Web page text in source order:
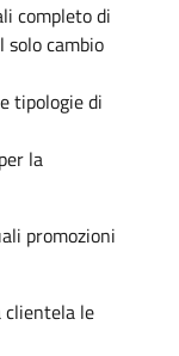
completo di
solo cambio
tipologie di
la
promozioni
clientela le